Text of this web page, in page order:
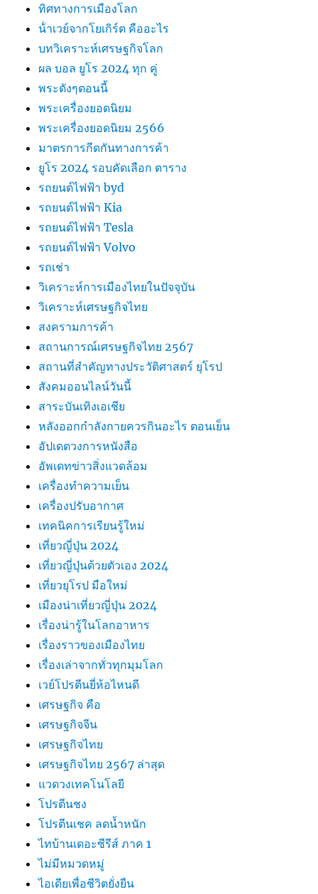
ทิศทางการเมืองโลก
น้ําเวย์จากโยเกิร์ต คืออะไร
บทวิเคราะห์เศรษฐกิจโลก
ผล บอล ยูโร 2024 ทุก คู่
พระดังๆตอนนี้
พระเครื่องยอดนิยม
พระเครื่องยอดนิยม 2566
มาตรการกีดกันทางการค้า
ยูโร 2024 รอบคัดเลือก ตาราง
รถยนต์ไฟฟ้า byd
รถยนต์ไฟฟ้า Kia
รถยนต์ไฟฟ้า Tesla
รถยนต์ไฟฟ้า Volvo
รถเช่า
วิเคราะห์การเมืองไทยในปัจจุบัน
วิเคราะห์เศรษฐกิจไทย
สงครามการค้า
สถานการณ์เศรษฐกิจไทย 2567
สถานที่สําคัญทางประวัติศาสตร์ ยุโรป
สังคมออนไลน์วันนี้
สาระบันเทิงเอเชีย
หลังออกกําลังกายควรกินอะไร ตอนเย็น
อัปเดตวงการหนังสือ
อัพเดทข่าวสิ่งแวดล้อม
เครื่องทำความเย็น
เครื่องปรับอากาศ
เทคนิคการเรียนรู้ใหม่
เที่ยวญี่ปุ่น 2024
เที่ยวญี่ปุ่นด้วยตัวเอง 2024
เที่ยวยุโรป มือใหม่
เมืองน่าเที่ยวญี่ปุ่น 2024
เรื่องน่ารู้ในโลกอาหาร
เรื่องราวของเมืองไทย
เรื่องเล่าจากทั่วทุกมุมโลก
เวย์โปรตีนยี่ห้อไหนดี
เศรษฐกิจ คือ
เศรษฐกิจจีน
เศรษฐกิจไทย
เศรษฐกิจไทย 2567 ล่าสุด
แวดวงเทคโนโลยี
โปรตีนชง
โปรตีนเชค ลดน้ำหนัก
ไทบ้านเดอะซีรีส์ ภาค 1
ไม่มีหมวดหมู่
ไอเดียเพื่อชีวิตยั่งยืน